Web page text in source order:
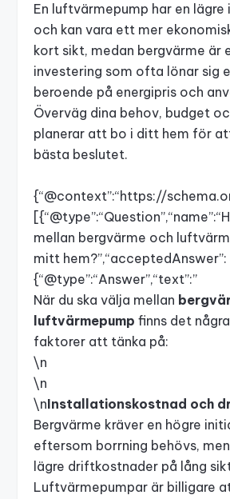
En luftvärmepump har en lägre
och kan vara ett mer
kort sikt, medan bergvärme är
investering som ofta lönar sig
beroende på energipris och
Överväg dina behov, budget
planerar att bo i ditt hem för
bästa beslutet.
{“@context”:“https://
mellan bergvärme och
mitt hem?”,“acceptedAnswer”:
{“@type”:“Answer”,“text”:”
När du ska välja mellan
luftvärmepump finns det
faktorer att tänka på:
\n
\n
\nInstallationskostnad och
Bergvärme kräver en högre
eftersom borrning behövs,
lägre driftkostnader på lång
Luftvärmepumpar är billigare